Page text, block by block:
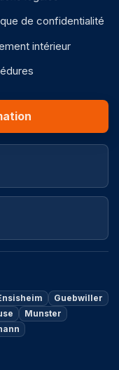
de confidentialité
intérieur
Guebwiller
Munster